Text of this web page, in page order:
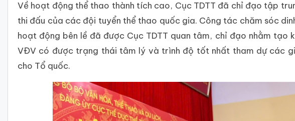
Về hoạt động thể thao thành tích cao, Cục TDTT đã chỉ đạo tập
thi đấu của các đội tuyển thể thao quốc gia. Công tác chăm sóc
hoạt động bên lề đã được Cục TDTT quan tâm, chỉ đạo nhằm tạo
VĐV có được trạng thái tâm lý và trình độ tốt nhất tham dự các
cho Tổ quốc.